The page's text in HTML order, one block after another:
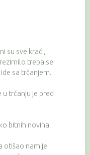
su sve kraći,
treba se
sa trčanjem.
u trčanju je pred
bitnih novina.
otišao nam je